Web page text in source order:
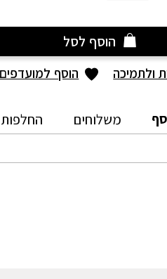
הוסף לסל
ולתמיכה הוסף למועדפים
משלוחים החלפות